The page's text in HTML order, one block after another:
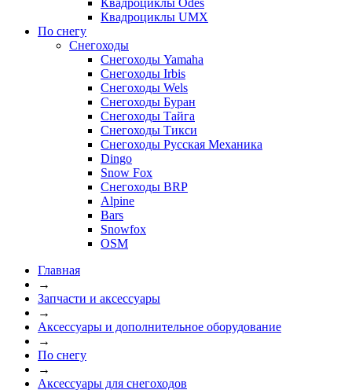
Квадроциклы Odes
Квадроциклы UMX
По снегу
Снегоходы
Снегоходы Yamaha
Снегоходы Irbis
Снегоходы Wels
Снегоходы Буран
Снегоходы Тайга
Снегоходы Тикси
Снегоходы Русская Механика
Dingo
Snow Fox
Снегоходы BRP
Alpine
Bars
Snowfox
OSM
Главная
→
Запчасти и аксессуары
→
Аксессуары и дополнительное оборудование
→
По снегу
→
Аксессуары для снегоходов